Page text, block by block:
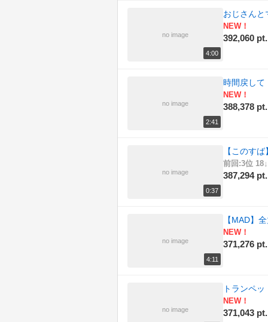
no image
4:00
おじさん
NEW！
392,060 pt.
no image
2:41
時間戻して
NEW！
388,378 pt.
no image
0:37
【このす
前回:3位 18↓
387,294 pt.
no image
4:11
【MAD】
NEW！
371,276 pt.
no image
トランペ
NEW！
371,043 pt.